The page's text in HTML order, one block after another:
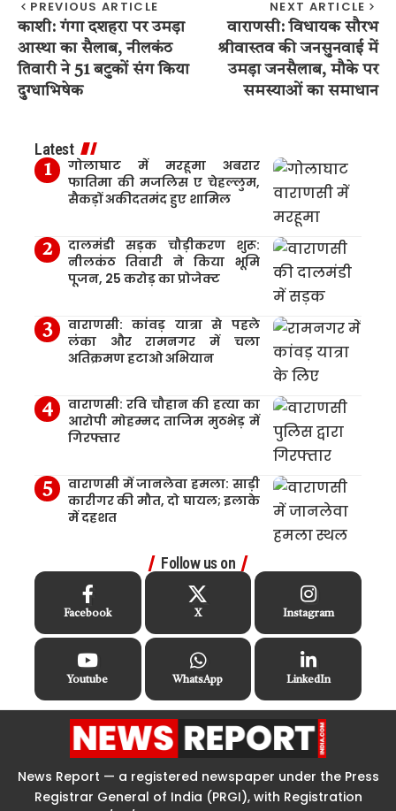
PREVIOUS ARTICLE
काशी: गंगा दशहरा पर उमड़ा
आस्था का सैलाब, नीलकंठ
तिवारी ने 51 बटुकों संग किया
दुग्धाभिषेक
NEXT ARTICLE
वाराणसी: विधायक सौरभ
श्रीवास्तव की जनसुनवाई में
उमड़ा जनसैलाब, मौके पर
समस्याओं का समाधान
Latest
गोलाघाट में मरहूमा अबरार
फातिमा की मजलिस ए चेहल्लुम,
सैकड़ों अकीदतमंद हुए शामिल
दालमंडी सड़क चौड़ीकरण शुरू:
नीलकंठ तिवारी ने किया भूमि
पूजन, 25 करोड़ का प्रोजेक्ट
वाराणसी: कांवड़ यात्रा से पहले
लंका और रामनगर में चला
अतिक्रमण हटाओ अभियान
वाराणसी: रवि चौहान की हत्या का
आरोपी मोहम्मद ताजिम मुठभेड़ में
गिरफ्तार
वाराणसी में जानलेवा हमला: साड़ी
कारीगर की मौत, दो घायल; इलाके
में दहशत
Follow us on
Facebook X Instagram
Youtube WhatsApp LinkedIn
News Report — a registered newspaper under the Press
Registrar General of India (PRGI), with Registration